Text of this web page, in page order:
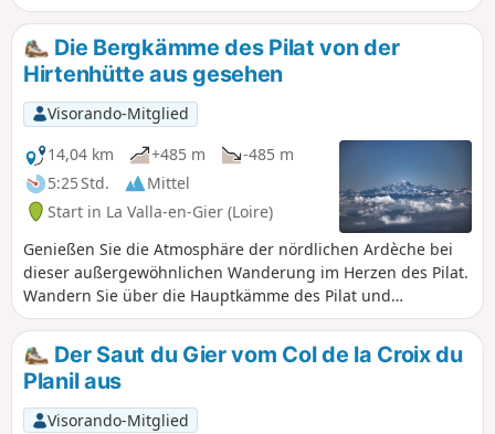
Mont Blanc, die Monts du Lyonnais und das Giers-Tal, das
Vercors-Massiv und die Berge des Nord Vivarais zu
bewundern... Im Frühjahr blühen hier viele Blumen, im
August können Heidelbeeren und im September Himbeeren
gepflückt werden... Es sei denn, Sie entscheiden sich im
Winter für eine Skitour oder eine Nordic-Walking-Tour.
Die Bergkämme des Pilat von der
Hirtenhütte aus gesehen
Visorando-Mitglied
14,04 km
+485 m
-485 m
5:25 Std.
Mittel
Start in La Valla-en-Gier (Loire)
Genießen Sie die Atmosphäre der nördlichen Ardèche bei
dieser außergewöhnlichen Wanderung im Herzen des Pilat.
Wandern Sie über die Hauptkämme des Pilat und
entdecken Sie atemberaubende Ausblicke und kleine steile
Pfade.Der Saut du Gier vom Col de la Croix du
Planil aus
Visorando-Mitglied